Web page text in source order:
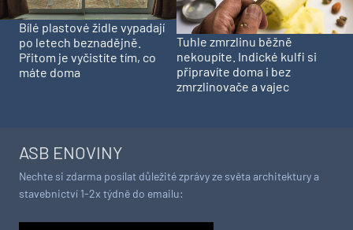
Bílé plastové židle vypadají
po letech beznadějně.
Přitom je vyčistíte tím, co
máte doma
Tuhle zmrzlinu běžně
nekoupíte. Indické kulfi si
připravíte doma i bez
zmrzlinovače a vajec
ASB ENOVINY
Nechte si zdarma posílat důležité zprávy ze světa architektury a
stavebnictví 1-2x týdně do emailu: